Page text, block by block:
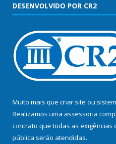
DESENVOLVIDO POR CR2
Muito mais que criar site ou
Realizamos uma assessoria
contrato que todas as exigências
pública serão atendidas.